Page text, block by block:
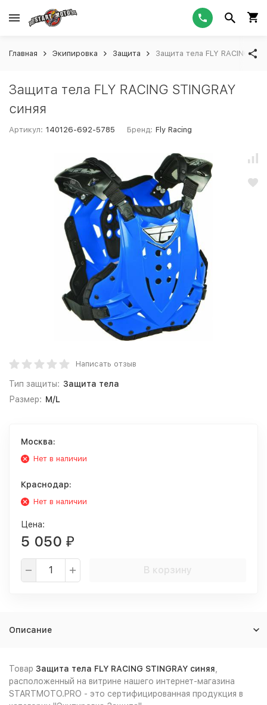
Главная Экипировка Защита Защита тела FLY RACING
Защита тела FLY RACING STINGRAY
синяя
Артикул: 140126-692-5785 Бренд: Fly Racing
Написать отзыв
Тип защиты: Защита тела
Размер: M/L
Москва:
Нет в наличии
Краснодар:
Нет в наличии
Цена:
5 050 ₽
В корзину
Описание
Товар Защита тела FLY RACING STINGRAY синяя
расположенный на витрине нашего интернет-магазина
STARTMOTO.PRO - это сертифицированная продукция в